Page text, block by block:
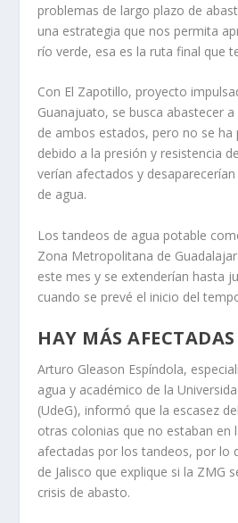
problemas de largo plazo de
una estrategia que nos permita
río verde, esa es la ruta final que
Con El Zapotillo, proyecto
Guanajuato, se busca abastecer
de ambos estados, pero no se ha
debido a la presión y resistencia
verían afectados y
de agua.
Los tandeos de agua potable
Zona Metropolitana de
este mes y se extenderían hasta
cuando se prevé el inicio del
HAY MÁS AFECTADAS
Arturo Gleason Espíndola,
agua y académico de la
(UdeG), informó que la escasez
otras colonias que no estaban en
afectadas por los tandeos, por lo
de Jalisco que explique si la ZMG
crisis de abasto.